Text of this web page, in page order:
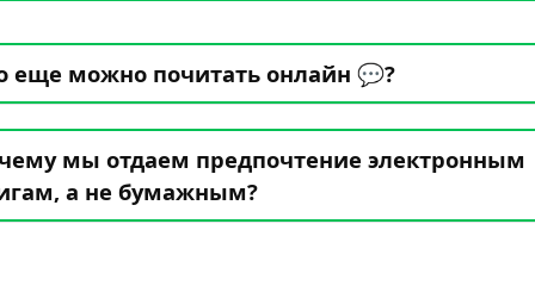
еще можно почитать онлайн 💬?
мы отдаем предпочтение электронным
а не бумажным?